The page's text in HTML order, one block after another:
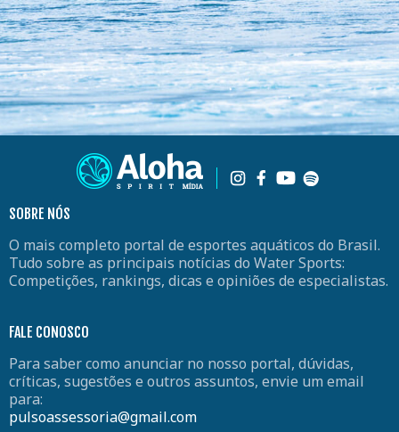
SOBRE NÓS
O mais completo portal de esportes aquáticos do Brasil.
Tudo sobre as principais notícias do Water Sports:
Competições, rankings, dicas e opiniões de especialistas.
FALE CONOSCO
Para saber como anunciar no nosso portal, dúvidas,
críticas, sugestões e outros assuntos, envie um email
para:
pulsoassessoria@gmail.com